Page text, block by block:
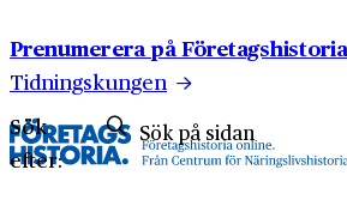
Prenumerera på
Tidningskungen
Sök
efter: